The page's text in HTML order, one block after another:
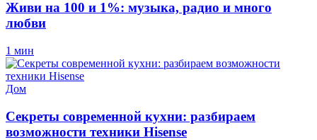
Живи на 100 и 1%: музыка, радио и много
любви
1 мин
Дом
Секреты современной кухни: разбираем
возможности техники Hisense